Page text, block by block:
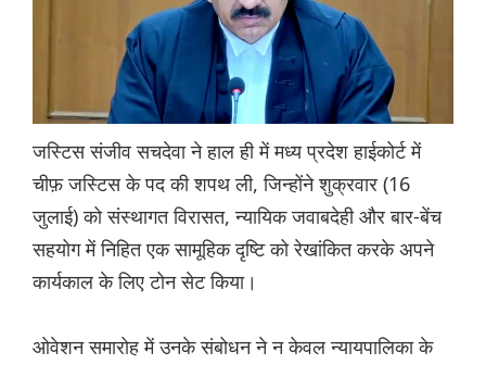
जस्टिस संजीव सचदेवा ने हाल ही में मध्य प्रदेश हाईकोर्ट में
चीफ़ जस्टिस के पद की शपथ ली, जिन्होंने शुक्रवार (16
जुलाई) को संस्थागत विरासत, न्यायिक जवाबदेही और बार-बेंच
सहयोग में निहित एक सामूहिक दृष्टि को रेखांकित करके अपने
कार्यकाल के लिए टोन सेट किया।
ओवेशन समारोह में उनके संबोधन ने न केवल न्यायपालिका के